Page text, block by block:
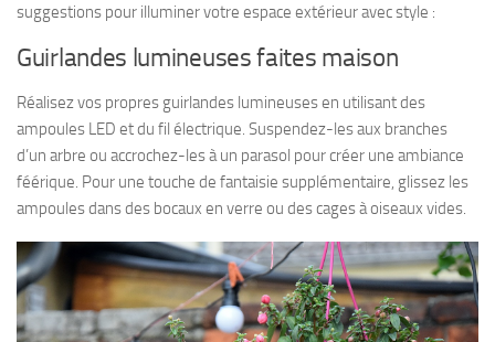
suggestions pour illuminer votre espace extérieur avec style :
Guirlandes lumineuses faites maison
Réalisez vos propres guirlandes lumineuses en utilisant des
ampoules LED et du fil électrique. Suspendez-les aux branches
d’un arbre ou accrochez-les à un parasol pour créer une ambiance
féérique. Pour une touche de fantaisie supplémentaire, glissez les
ampoules dans des bocaux en verre ou des cages à oiseaux vides.